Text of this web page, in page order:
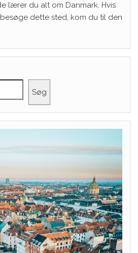
lærer du alt om Danmark. Hvis
dette sted, kom du til den
Søg